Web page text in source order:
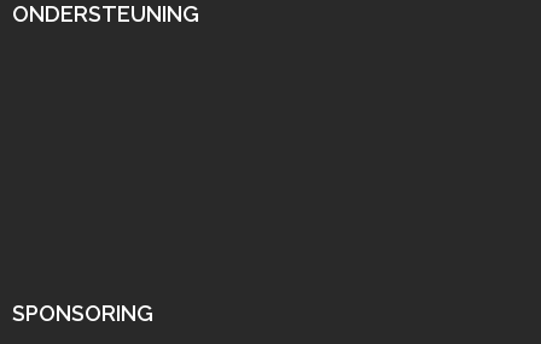
ONDERSTEUNING
SPONSORING